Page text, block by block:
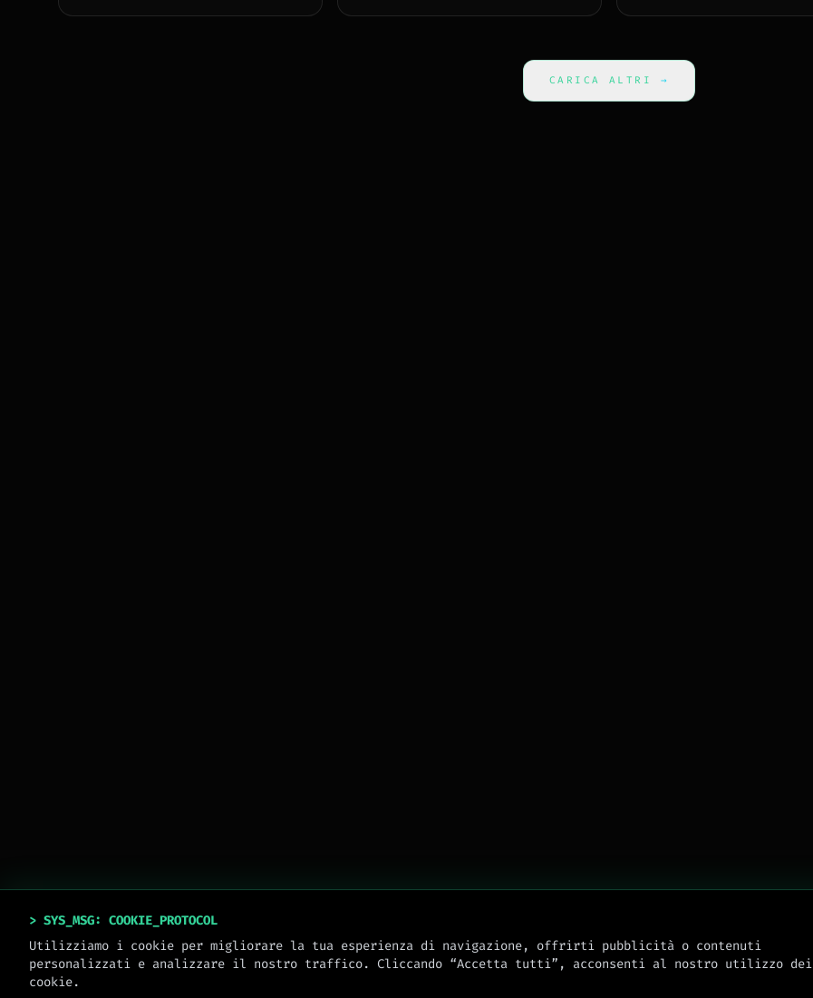
CARICA ALTRI →
> SYS_MSG: COOKIE_PROTOCOL
Utilizziamo i cookie per migliorare la tua esperienza di navigazione, offrirti pubblicità o contenuti
personalizzati e analizzare il nostro traffico. Cliccando “Accetta tutti”, acconsenti al nostro utilizzo dei
cookie.